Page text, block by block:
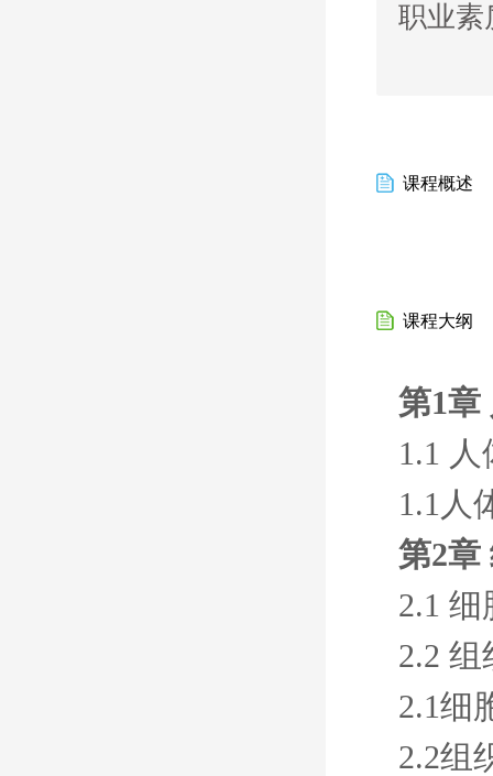
职业素
课程概述
课程大纲
第1章
1.1
1.1人
第2章
2.1 细
2.2 组
2.1细
2.2组